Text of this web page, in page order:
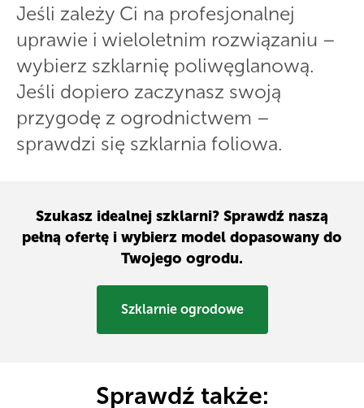
Jeśli zależy Ci na profesjonalnej
uprawie i wieloletnim rozwiązaniu –
wybierz szklarnię poliwęglanową.
Jeśli dopiero zaczynasz swoją
przygodę z ogrodnictwem –
sprawdzi się szklarnia foliowa.
Szukasz idealnej szklarni? Sprawdź naszą
pełną ofertę i wybierz model dopasowany do
Twojego ogrodu.
Szklarnie ogrodowe
Sprawdź także: